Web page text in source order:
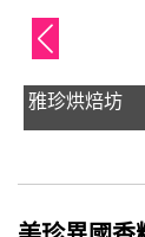
雅珍烘焙坊